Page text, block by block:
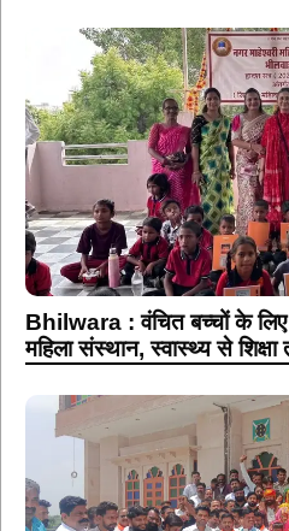
Bhilwara : वंचित बच्चों के
महिला संस्थान, स्वास्थ्य से